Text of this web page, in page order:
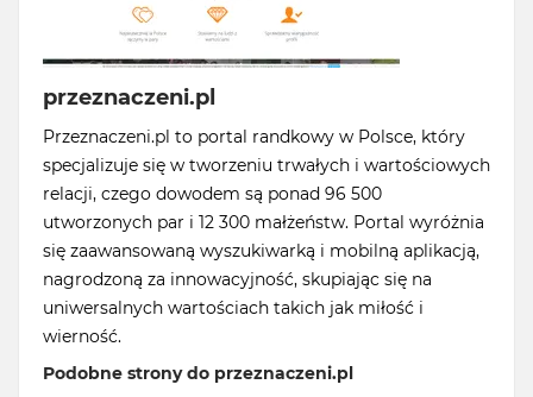
przeznaczeni.pl
Przeznaczeni.pl to portal randkowy w Polsce, który
specjalizuje się w tworzeniu trwałych i wartościowych
relacji, czego dowodem są ponad 96 500
utworzonych par i 12 300 małżeństw. Portal wyróżnia
się zaawansowaną wyszukiwarką i mobilną aplikacją,
nagrodzoną za innowacyjność, skupiając się na
uniwersalnych wartościach takich jak miłość i
wierność.
Podobne strony do przeznaczeni.pl